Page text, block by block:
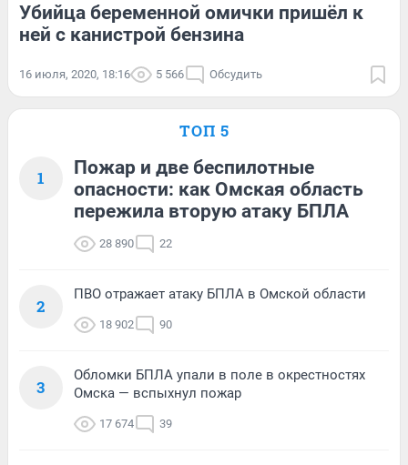
Убийца беременной омички пришёл к
ней с канистрой бензина
16 июля, 2020, 18:16 5 566 Обсудить
ТОП 5
1
Пожар и две беспилотные
опасности: как Омская область
пережила вторую атаку БПЛА
28 890 22
2
ПВО отражает атаку БПЛА в Омской области
18 902 90
3
Обломки БПЛА упали в поле в окрестностях
Омска — вспыхнул пожар
17 674 39